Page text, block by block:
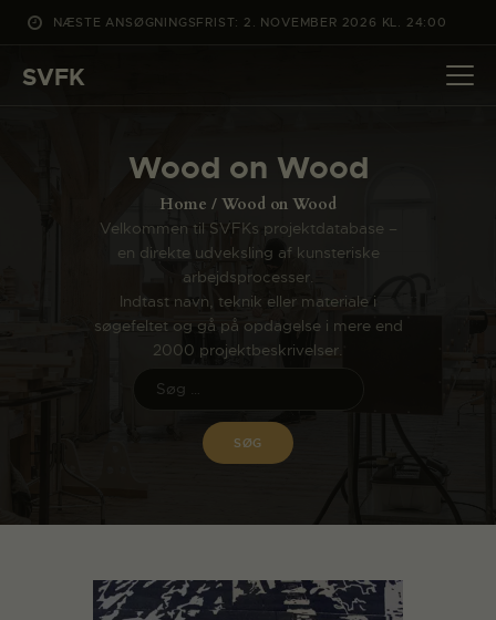
NÆSTE ANSØGNINGSFRIST: 2. NOVEMBER 2026 KL. 24:00
SVFK
Wood on Wood
Home Wood on Wood
Velkommen til SVFKs projektdatabase –
en direkte udveksling af kunsteriske
arbejdsprocesser.
Indtast navn, teknik eller materiale i
søgefeltet og gå på opdagelse i mere end
2000 projektbeskrivelser.
DET SKER
CHANNEL
ANSØG
OM SVFK
ENGLISH